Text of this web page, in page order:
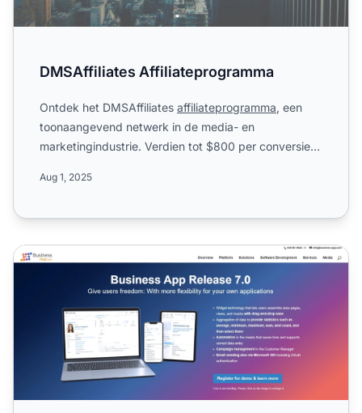
DMSAffiliates Affiliateprogramma
Ontdek het DMSAffiliates affiliateprogramma, een
toonaangevend netwerk in de media- en
marketingindustrie. Verdien tot $800 per conversie,
Aug 1, 2025
Business App Affiliate Programma